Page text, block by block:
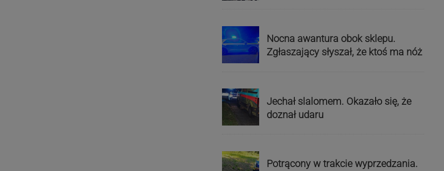
Nocna awantura obok sklepu.
Zgłaszający słyszał, że ktoś ma nóż
Jechał slalomem. Okazało się, że
doznał udaru
Potrącony w trakcie wyprzedzania.